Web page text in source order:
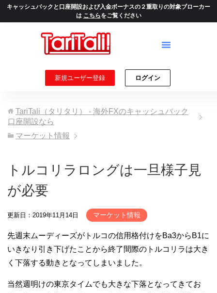
キャッシュバックと口座開設および入金ボーナスの２重取りの対象ブローカー
は こちらをご覧ください
新規ユーザー登録 ログイン
TariTali（タリタリ） - 海外FXのキャッシュバック
口座開設なら
マーケット情報
トルコリラロングは一旦様子見
が必要
更新日：2019年11月14日 マーケット情報
先週末ムーディーズがトルコの信用格付けをBa3からB1に
いきなり引き下げたことから終了間際のトルコリラは大き
く下落する動きとなってしまいました。
当然週明けの東京タイムでも大きな下落となってきてお